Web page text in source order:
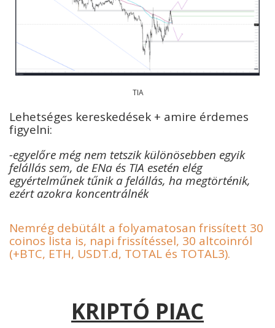
TIA
Lehetséges kereskedések + amire érdemes
figyelni:
-egyelőre még nem tetszik különösebben egyik
felállás sem, de ENa és TIA esetén elég
egyértelműnek tűnik a felállás, ha megtörténik,
ezért azokra koncentrálnék
Nemrég debütált a folyamatosan frissített 30
coinos lista is, napi frissítéssel, 30 altcoinról
(+BTC, ETH, USDT.d, TOTAL és TOTAL3).
KRIPTÓ PIAC